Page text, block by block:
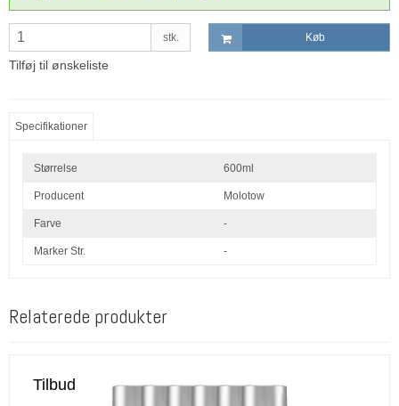
stk. Køb
Tilføj til ønskeliste
Specifikationer
Størrelse 600ml
Producent Molotow
Farve -
Marker Str. -
Relaterede produkter
Tilbud